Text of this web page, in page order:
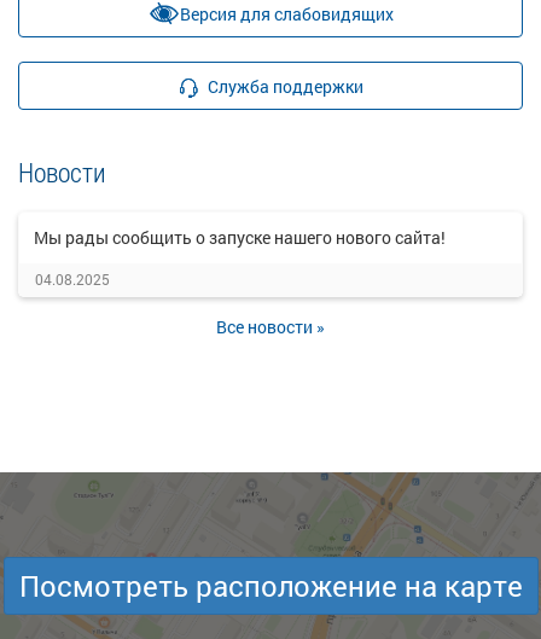
Версия для слабовидящих
Служба поддержки
Новости
Мы рады сообщить о запуске нашего нового сайта!
04.08.2025
Все новости »
Посмотреть расположение на карте